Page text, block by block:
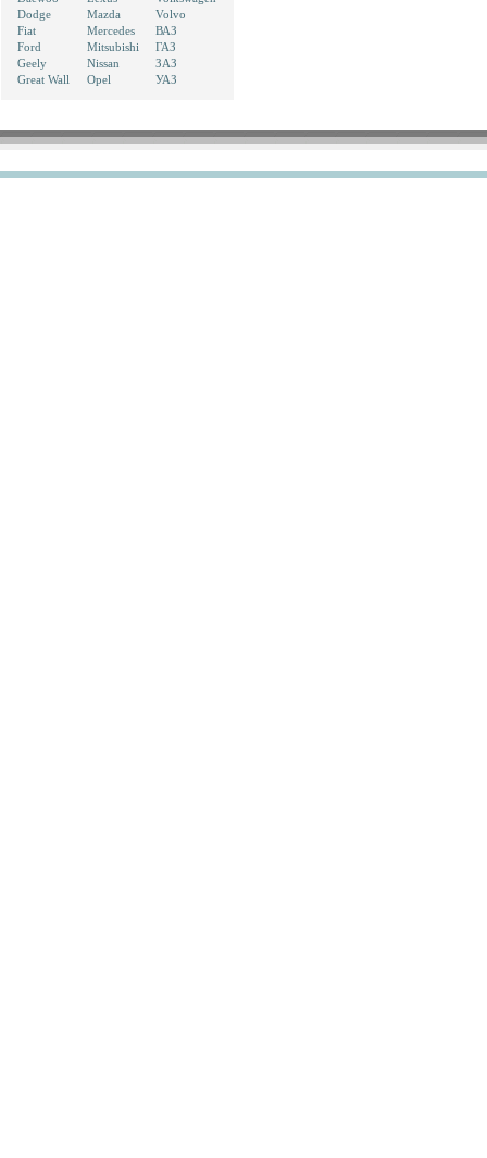
Dodge
Fiat
Ford
Geely
Great Wall
Mazda
Mercedes
Mitsubishi
Nissan
Opel
Volvo
ВАЗ
ГАЗ
ЗАЗ
УАЗ